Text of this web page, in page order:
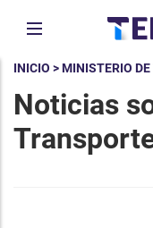
INICIO > MINISTERIO
Noticias